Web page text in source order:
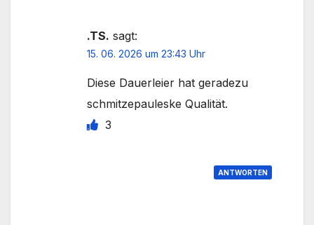
.TS. sagt:
15. 06. 2026 um 23:43 Uhr
Diese Dauerleier hat geradezu
schmitzepauleske Qualität.
3
ANTWORTEN